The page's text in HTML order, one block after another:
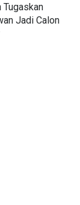
Tugaskan
Jadi Calon